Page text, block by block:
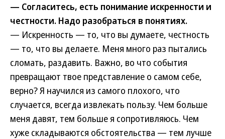
— Согласитесь, есть понимание искренности и
честности. Надо разобраться в понятиях.
— Искренность — то, что вы думаете, честность
— то, что вы делаете. Меня много раз пытались
сломать, раздавить. Важно, во что события
превращают твое представление о самом себе,
верно? Я научился из самого плохого, что
случается, всегда извлекать пользу. Чем больше
меня давят, тем больше я сопротивляюсь. Чем
хуже складываются обстоятельства — тем лучше